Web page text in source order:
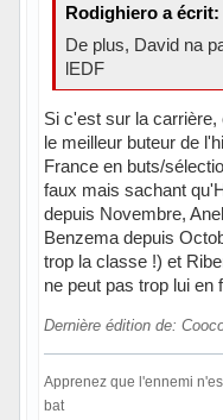
Rodighiero a écrit:
De plus, David na
lEDF
Si c'est sur la carrière,
le meilleur buteur de
France en buts/
faux mais sachant
depuis Novembre,
Benzema depuis
trop la classe !) et
ne peut pas trop lui en
Dernière édition de:
Apprenez que l'ennemi
bat